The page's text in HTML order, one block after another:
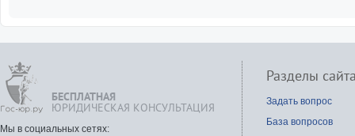
БЕСПЛАТНАЯ
ЮРИДИЧЕСКАЯ КОНСУЛЬТАЦИЯ
Мы в социальных сетях:
Разделы
Задать вопрос
База вопросов